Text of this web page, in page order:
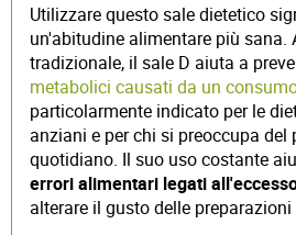
Utilizzare questo sale dietetico
un'abitudine alimentare più sana.
tradizionale, il sale D aiuta a
metabolici causati da un
particolarmente indicato per le
anziani e per chi si preoccupa del
quotidiano. Il suo uso costante
errori alimentari legati
alterare il gusto delle